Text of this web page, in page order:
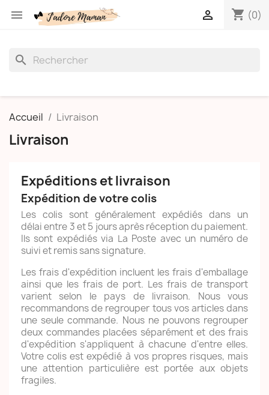
 shopping_cart (0)

search
Accueil Livraison
Livraison
Expéditions et livraison
Expédition de votre colis
Les colis sont généralement expédiés dans un
délai entre 3 et 5 jours après réception du paiement.
Ils sont expédiés via La Poste avec un numéro de
suivi et remis sans signature.
Les frais d'expédition incluent les frais d'emballage
ainsi que les frais de port. Les frais de transport
varient selon le pays de livraison. Nous vous
recommandons de regrouper tous vos articles dans
une seule commande. Nous ne pouvons regrouper
deux commandes placées séparément et des frais
d'expédition s'appliquent à chacune d'entre elles.
Votre colis est expédié à vos propres risques, mais
une attention particulière est portée aux objets
fragiles.